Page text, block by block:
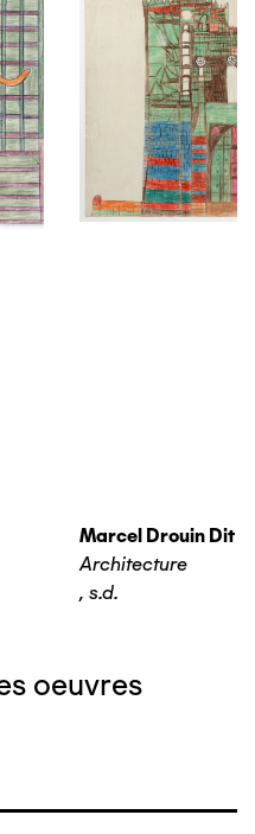
Marcel Drouin Dit
Architecture
, s.d.
oeuvres